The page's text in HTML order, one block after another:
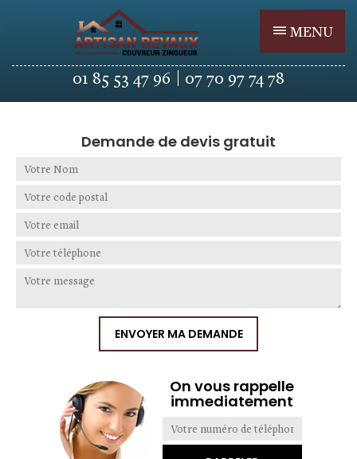
MENU
01 85 53 47 96 07 70 97 74 78
Demande de devis gratuit
On vous rappelle
immediatement